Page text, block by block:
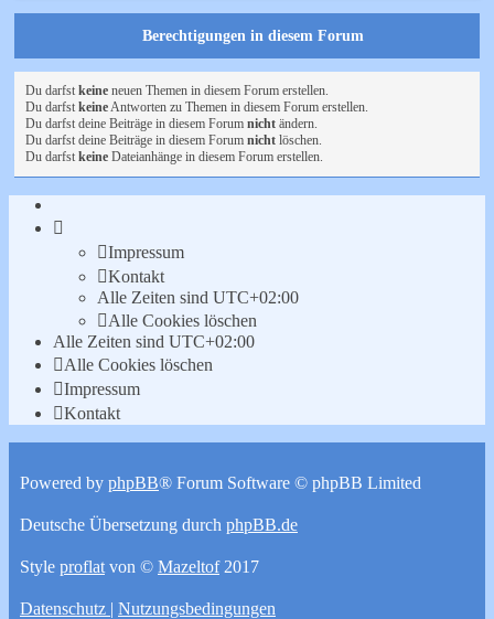
Berechtigungen in diesem Forum
Du darfst keine neuen Themen in diesem Forum erstellen.
Du darfst keine Antworten zu Themen in diesem Forum erstellen.
Du darfst deine Beiträge in diesem Forum nicht ändern.
Du darfst deine Beiträge in diesem Forum nicht löschen.
Du darfst keine Dateianhänge in diesem Forum erstellen.
Impressum
Kontakt
Alle Zeiten sind UTC+02:00
Alle Cookies löschen
Alle Zeiten sind UTC+02:00
Alle Cookies löschen
Impressum
Kontakt
Powered by phpBB® Forum Software © phpBB Limited
Deutsche Übersetzung durch phpBB.de
Style proflat von © Mazeltof2017
Datenschutz | Nutzungsbedingungen